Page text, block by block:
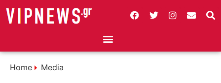
Home Media